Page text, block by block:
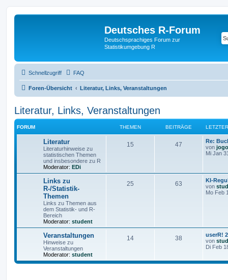
Deutsches R-Forum
Deutschsprachiges Forum zur
Statistikumgebung R
Schnellzugriff FAQ
Foren-Übersicht Literatur, Links, Veranstaltungen
Literatur, Links, Veranstaltungen
FORUM THEMEN BEITRÄGE
Literatur
Literaturhinweise zu
statistischen Themen
und insbesondere zu R
Moderator: EDi
15 47
Re:
von jogo
Mi Jan
Links zu
R-/Statistik-
Themen
Links zu Themen aus
dem Statistik- und R-
Bereich
Moderator: student
25 63
KI-
von
Mo Feb
Veranstaltungen
Hinweise zu
Veranstaltungen
Moderator: student
14 38
userR!
von
Di Feb